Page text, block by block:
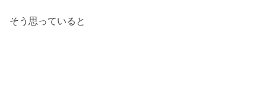
そう思っていると